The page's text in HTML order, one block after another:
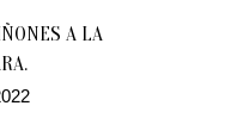
A LA